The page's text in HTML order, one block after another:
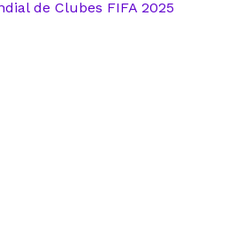
de Clubes FIFA 2025